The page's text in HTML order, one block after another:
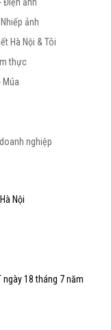
ảnh
Hà Nội & Tôi
thực
Múa
nghiệp
Nội
ngày 18 tháng 7 năm